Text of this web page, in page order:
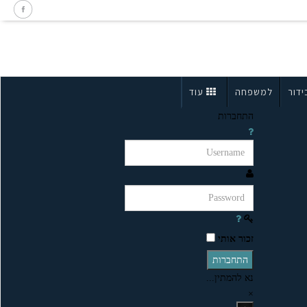
למשפחה עוד
התחברות
זכור אותי
התחברות
נא להמתין...
×